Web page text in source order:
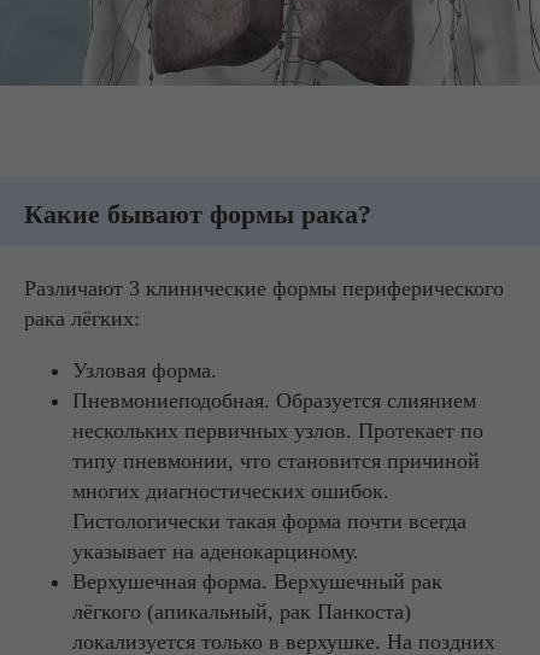
Какие бывают формы рака?
Различают 3 клинические формы периферического
рака лёгких:
Узловая форма.
Пневмониеподобная. Образуется слиянием
нескольких первичных узлов. Протекает по
типу пневмонии, что становится причиной
многих диагностических ошибок.
Гистологически такая форма почти всегда
указывает на аденокарциному.
Верхушечная форма. Верхушечный рак
лёгкого (апикальный, рак Панкоста)
локализуется только в верхушке. На поздних